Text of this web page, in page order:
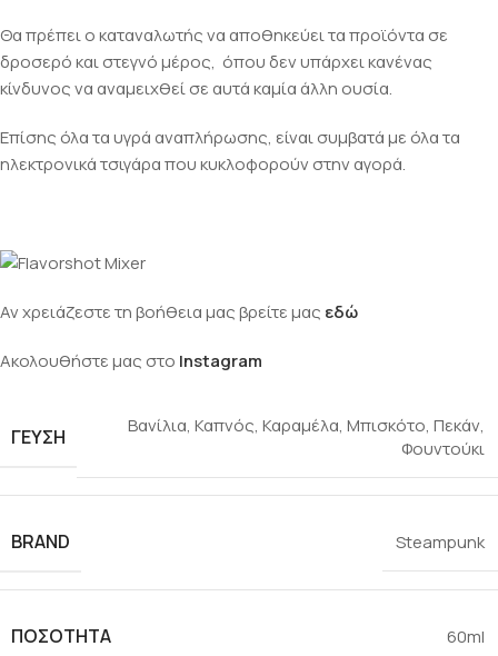
Θα πρέπει ο καταναλωτής να αποθηκεύει τα προϊόντα σε
δροσερό και στεγνό μέρος, όπου δεν υπάρχει κανένας
κίνδυνος να αναμειχθεί σε αυτά καμία άλλη ουσία.
Επίσης όλα τα υγρά αναπλήρωσης, είναι συμβατά με όλα τα
ηλεκτρονικά τσιγάρα που κυκλοφορούν στην αγορά.
Αν χρειάζεστε τη βοήθεια μας βρείτε μας εδώ
Ακολουθήστε μας στο Instagram
ΓΕΎΣΗ Βανίλια, Καπνός, Καραμέλα, Μπισκότο, Πεκάν,
Φουντούκι
BRAND Steampunk
ΠΟΣΌΤΗΤΑ 60ml